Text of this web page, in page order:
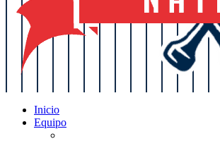
Inicio
Equipo